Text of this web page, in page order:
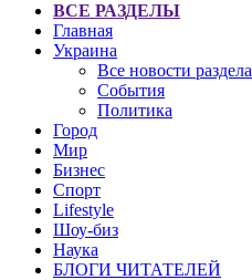
ВСЕ РАЗДЕЛЫ
Главная
Украина
Все новости раздела
События
Политика
Город
Мир
Бизнес
Спорт
Lifestyle
Шоу-биз
Наука
БЛОГИ ЧИТАТЕЛЕЙ